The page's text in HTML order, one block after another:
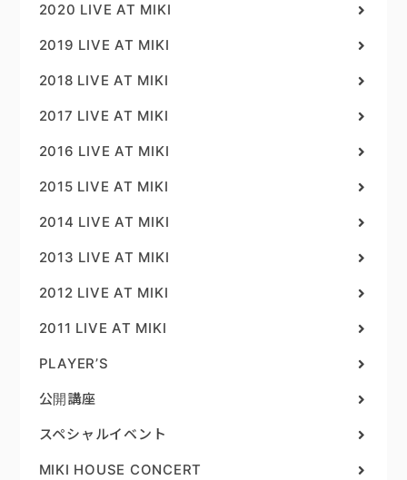
2020 LIVE AT MIKI
2019 LIVE AT MIKI
2018 LIVE AT MIKI
2017 LIVE AT MIKI
2016 LIVE AT MIKI
2015 LIVE AT MIKI
2014 LIVE AT MIKI
2013 LIVE AT MIKI
2012 LIVE AT MIKI
2011 LIVE AT MIKI
PLAYER’S
公開講座
スペシャルイベント
MIKI HOUSE CONCERT